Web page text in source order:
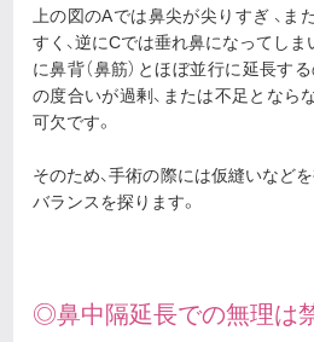
上の図のAでは鼻尖が尖りすぎ 、ま
すく、逆にCでは垂れ鼻になってしま
に鼻背（鼻筋）とほぼ並行に延長す
の度合いが過剰、または不足となら
可欠です。
そのため、手術の際には仮縫いなど
バランスを探ります。
◎鼻中隔延長での無理は禁